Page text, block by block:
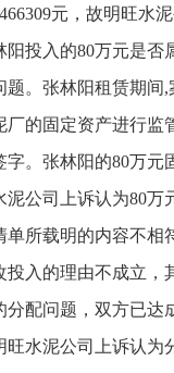
元，故明旺水
阳投入的80万元是否
。张林阳租赁期间
的固定资产进行监
。张林阳的80万元
公司上诉认为80万
单所载明的内容不相
入的理由不成立，
分配问题，双方已达
水泥公司上诉认为